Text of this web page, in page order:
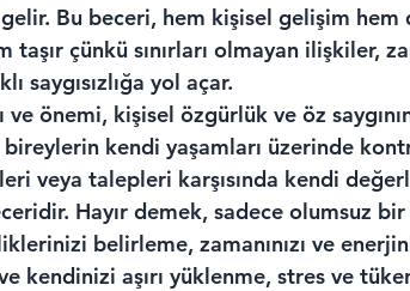
Bu beceri, hem kişisel gelişim
taşır çünkü sınırları olmayan ilişkiler,
saygısızlığa yol açar.
ve önemi, kişisel özgürlük ve öz
kendi yaşamları üzerinde
veya talepleri karşısında kendi
Hayır demek, sadece olumsuz bir
belirleme, zamanınızı ve
kendinizi aşırı yüklenme, stres ve